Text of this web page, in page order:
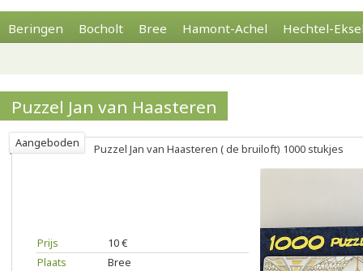
Beringen Bocholt Bree Hamont-Achel Hechtel-
Puzzel Jan van Haasteren
Aangeboden Puzzel Jan van Haasteren ( de bruiloft) 1000 stukjes
Prijs
10 €
Plaats
Bree